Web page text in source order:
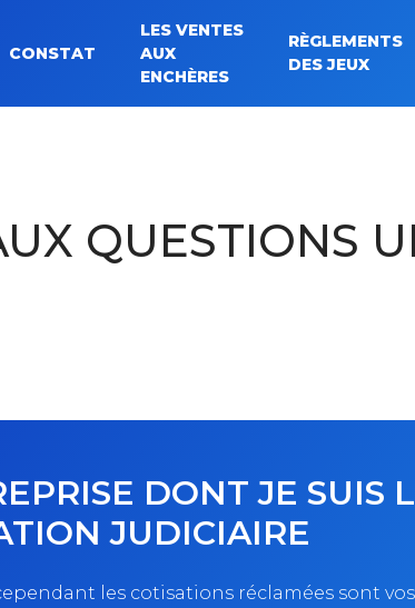
:
CONSTAT
LES VENTES
AUX
ENCHÈRES
RÈGLEMENTS
DES JEUX
QUESTIONS
DONT JE SUIS
JUDICIAIRE
les cotisations réclamées sont vos